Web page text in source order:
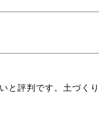
と評判です。土づく